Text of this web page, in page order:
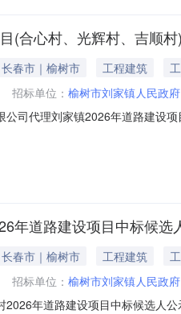
(合心村、光辉村、吉顺
春市｜榆树市 工程建筑
招标单位： 榆树市刘家镇人民政府
公司代理刘家镇2026年道路建设
：赵金花证书名称及编号：二级
年道路建设项目中标候选
春市｜榆树市 工程建筑
招标单位： 榆树市刘家镇人民政府
2026年道路建设项目中标候选人